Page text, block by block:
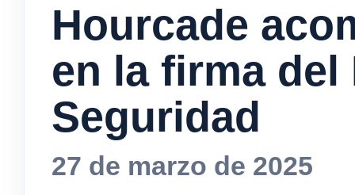
Hourcade
en la firma del
Seguridad
27 de marzo de 2025